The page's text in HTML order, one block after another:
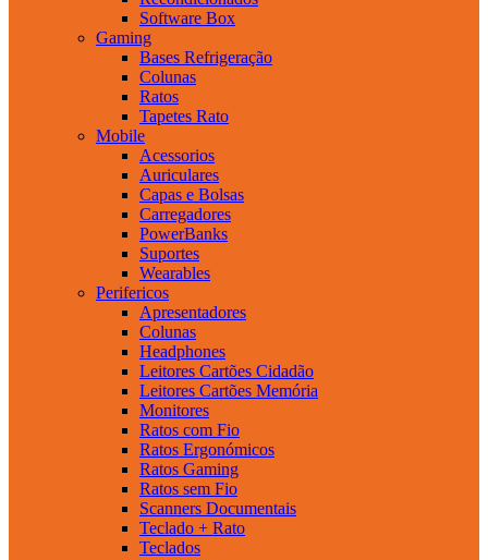
Software Box
Gaming
Bases Refrigeração
Colunas
Ratos
Tapetes Rato
Mobile
Acessorios
Auriculares
Capas e Bolsas
Carregadores
PowerBanks
Suportes
Wearables
Perifericos
Apresentadores
Colunas
Headphones
Leitores Cartões Cidadão
Leitores Cartões Memória
Monitores
Ratos com Fio
Ratos Ergonómicos
Ratos Gaming
Ratos sem Fio
Scanners Documentais
Teclado + Rato
Teclados